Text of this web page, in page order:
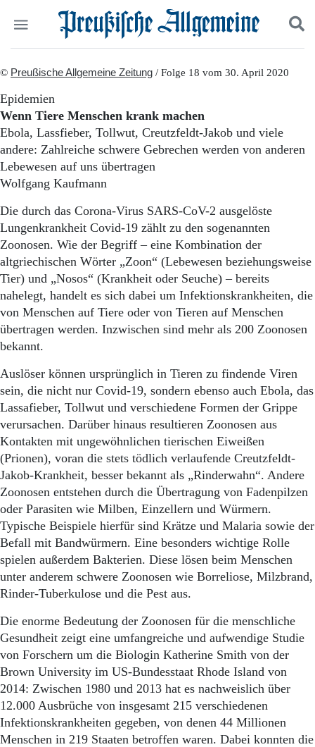
Start
Wer wir sind
Aktuelle Ausgabe
Abonnenten-Login
Archiv
Mediadaten
Politik
Panorama
Gesellschaft
Leben
Geschichte
Berlin-Brandenburg
Schlesien
Danzig und Westpreußen
Bücher
Kontakt
Impressum
Datenschutz
Suchen und finden
© Preußische Allgemeine Zeitung / Folge 18 vom 30. April 2020
Epidemien
Wenn Tiere Menschen krank machen
Ebola, Lassfieber, Tollwut, Creutzfeldt-Jakob und viele
andere: Zahlreiche schwere Gebrechen werden von anderen
Lebewesen auf uns übertragen
Wolfgang Kaufmann
Die durch das Corona-Virus SARS-CoV-2 ausgelöste
Lungenkrankheit Covid-19 zählt zu den sogenannten
Zoonosen. Wie der Begriff – eine Kombination der
altgriechischen Wörter „Zoon“ (Lebewesen beziehungsweise
Tier) und „Nosos“ (Krankheit oder Seuche) – bereits
nahelegt, handelt es sich dabei um Infektionskrankheiten, die
von Menschen auf Tiere oder von Tieren auf Menschen
übertragen werden. Inzwischen sind mehr als 200 Zoonosen
bekannt.
Auslöser können ursprünglich in Tieren zu findende Viren
sein, die nicht nur Covid-19, sondern ebenso auch Ebola, das
Lassafieber, Tollwut und verschiedene Formen der Grippe
verursachen. Darüber hinaus resultieren Zoonosen aus
Kontakten mit ungewöhnlichen tierischen Eiweißen
(Prionen), voran die stets tödlich verlaufende Creutzfeldt-
Jakob-Krankheit, besser bekannt als „Rinderwahn“. Andere
Zoonosen entstehen durch die Übertragung von Fadenpilzen
oder Parasiten wie Milben, Einzellern und Würmern.
Typische Beispiele hierfür sind Krätze und Malaria sowie der
Befall mit Bandwürmern. Eine besonders wichtige Rolle
spielen außerdem Bakterien. Diese lösen beim Menschen
unter anderem schwere Zoonosen wie Borreliose, Milzbrand,
Rinder-Tuberkulose und die Pest aus.
Die enorme Bedeutung der Zoonosen für die menschliche
Gesundheit zeigt eine umfangreiche und aufwendige Studie
von Forschern um die Biologin Katherine Smith von der
Brown University im US-Bundesstaat Rhode Island von
2014: Zwischen 1980 und 2013 hat es nachweislich über
12.000 Ausbrüche von insgesamt 215 verschiedenen
Infektionskrankheiten gegeben, von denen 44 Millionen
Menschen in 219 Staaten betroffen waren. Dabei konnten die